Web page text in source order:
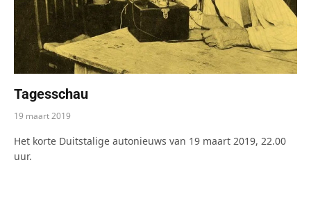
Tagesschau
19 maart 2019
Het korte Duitstalige autonieuws van 19 maart 2019, 22.00
uur.